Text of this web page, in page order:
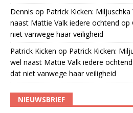
Dennis op Patrick Kicken:
naast Mattie Valk iedere ochtend
niet vanwege haar veiligheid
Patrick Kicken op Patrick Kicken:
wel naast Mattie Valk iedere
dat niet vanwege haar veiligheid
NIEUWSBRIEF